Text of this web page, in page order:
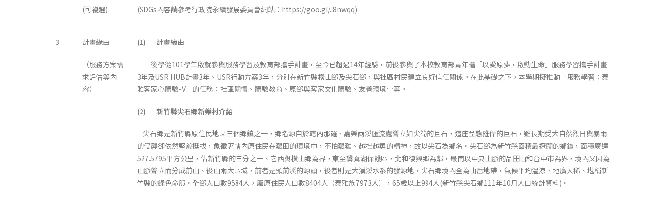
(可複選) (SDGs內容請參考行政院永續發展委員會網站：https://goo.gl/J8nwqq)
3 計畫緣由
（服務方案需
求評估等內
容）
(1) 計畫緣由
後學從101學年啟就參與服務學習及教育部攜手計畫，至今已超過14年經驗，前後參與了本校教育部青年署「以愛原夢，啟動生命」服務學習攜手計畫
3年及USR HUB計畫3年、USR行動方案3年，分別在新竹縣橫山鄉及尖石鄉，與社區村民建立良好信任關係。在此基礎之下，本學期擬推動「服務學習：泰
雅客家心體驗-V」的任務：社區關懷、體驗教育、原鄉與客家文化體驗、友善環境…等。
(2) 新竹縣尖石鄉新樂村介紹
尖石鄉是新竹縣原住民地區三個鄉鎮之一，鄉名源自於轄內那羅、嘉樂兩溪匯流處聳立如尖筍的巨石，這座型態雄偉的巨石，雖長期受大自然烈日與暴雨
的侵襲卻依然堅毅挺拔，象徵著轄內原住民在艱困的環境中，不怕艱難、越挫越勇的精神，故以尖石為鄉名。尖石鄉為新竹縣面積最遼闊的鄉鎮，面積廣達
527.5795平方公里，佔新竹縣的三分之一、它西與橫山鄉為界，東至鴛鴦湖保護區，北和復興鄉為鄰，最南以中央山脈的品田山和台中市為界，境內又因為
山脈聳立而分成前山、後山兩大區域，前者是頭前溪的源頭，後者則是大漢溪水系的發源地，尖石鄉境內全為山岳地帶，氣候平均溫涼、地廣人稀、堪稱新
竹縣的綠色命脈。全鄉人口數9584人，屬原住民人口數8404人（泰雅族7973人），65歲以上994人(新竹縣尖石鄉111年10月人口統計資料)。